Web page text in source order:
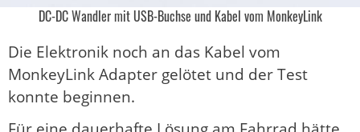
DC-DC Wandler mit USB-Buchse und Kabel vom MonkeyLink
Die Elektronik noch an das Kabel vom
MonkeyLink Adapter gelötet und der Test
konnte beginnen.